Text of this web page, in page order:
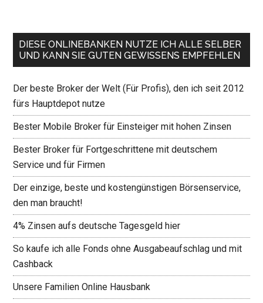
DIESE ONLINEBANKEN NUTZE ICH ALLE SELBER
UND KANN SIE GUTEN GEWISSENS EMPFEHLEN
Der beste Broker der Welt (Für Profis), den ich seit 2012
fürs Hauptdepot nutze
Bester Mobile Broker für Einsteiger mit hohen Zinsen
Bester Broker für Fortgeschrittene mit deutschem
Service und für Firmen
Der einzige, beste und kostengünstigen Börsenservice,
den man braucht!
4% Zinsen aufs deutsche Tagesgeld hier
So kaufe ich alle Fonds ohne Ausgabeaufschlag und mit
Cashback
Unsere Familien Online Hausbank